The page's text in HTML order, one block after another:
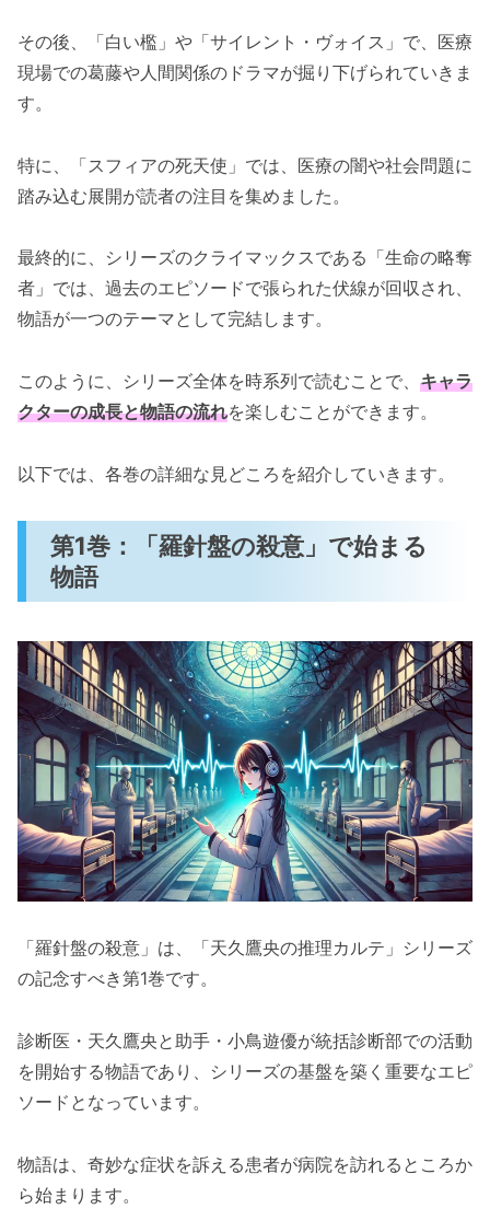
その後、「白い檻」や「サイレント・ヴォイス」で、医療
現場での葛藤や人間関係のドラマが掘り下げられていきま
す。
特に、「スフィアの死天使」では、医療の闇や社会問題に
踏み込む展開が読者の注目を集めました。
最終的に、シリーズのクライマックスである「生命の略奪
者」では、過去のエピソードで張られた伏線が回収され、
物語が一つのテーマとして完結します。
このように、シリーズ全体を時系列で読むことで、 キャラ
クターの成長と物語の流れを楽しむことができます。
以下では、各巻の詳細な見どころを紹介していきます。
第1巻：「羅針盤の殺意」で始まる
物語
「羅針盤の殺意」は、「天久鷹央の推理カルテ」シリーズ
の記念すべき第1巻です。
診断医・天久鷹央と助手・小鳥遊優が統括診断部での活動
を開始する物語であり、シリーズの基盤を築く重要なエピ
ソードとなっています。
物語は、奇妙な症状を訴える患者が病院を訪れるところか
ら始まります。